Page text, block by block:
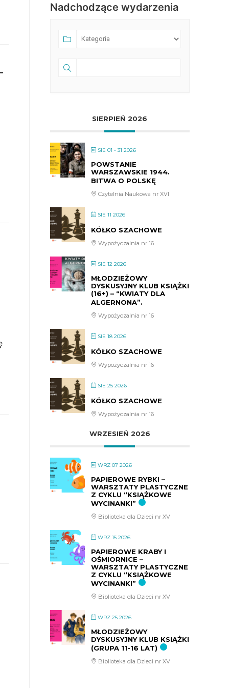
Nadchodzące wydarzenia
SIERPIEŃ 2026
SIE 01 - 31 2026
POWSTANIE
WARSZAWSKIE 1944.
BITWA O POLSKĘ
Czytelnia Naukowa nr XVI
SIE 11 2026
KÓŁKO SZACHOWE
Wypożyczalnia nr 16
SIE 12 2026
MŁODZIEŻOWY
DYSKUSYJNY KLUB KSIĄŻKI
(16+) – “KWIATY DLA
ALGERNONA”.
Wypożyczalnia nr 16
SIE 18 2026
KÓŁKO SZACHOWE
Wypożyczalnia nr 16
SIE 25 2026
KÓŁKO SZACHOWE
Wypożyczalnia nr 16
WRZESIEŃ 2026
WRZ 07 2026
PAPIEROWE RYBKI –
WARSZTATY PLASTYCZNE
Z CYKLU “KSIĄŻKOWE
WYCINANKI”
Biblioteka dla Dzieci nr XV
WRZ 15 2026
PAPIEROWE KRABY I
OŚMIORNICE –
WARSZTATY PLASTYCZNE
Z CYKLU “KSIĄŻKOWE
WYCINANKI”
Biblioteka dla Dzieci nr XV
WRZ 25 2026
MŁODZIEŻOWY
DYSKUSYJNY KLUB KSIĄŻKI
(GRUPA 11-16 LAT)
Biblioteka dla Dzieci nr XV